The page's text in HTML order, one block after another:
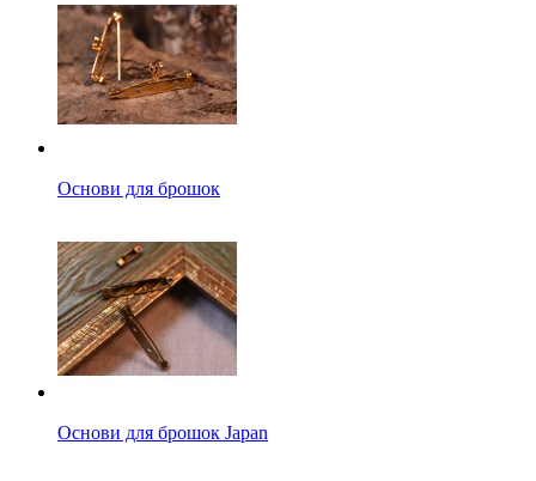
Основи для брошок
Основи для брошок Japan